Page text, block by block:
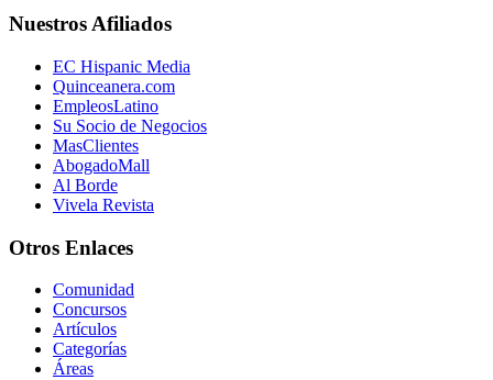
Nuestros Afiliados
EC Hispanic Media
Quinceanera.com
EmpleosLatino
Su Socio de Negocios
MasClientes
AbogadoMall
Al Borde
Vivela Revista
Otros Enlaces
Comunidad
Concursos
Artículos
Categorías
Áreas